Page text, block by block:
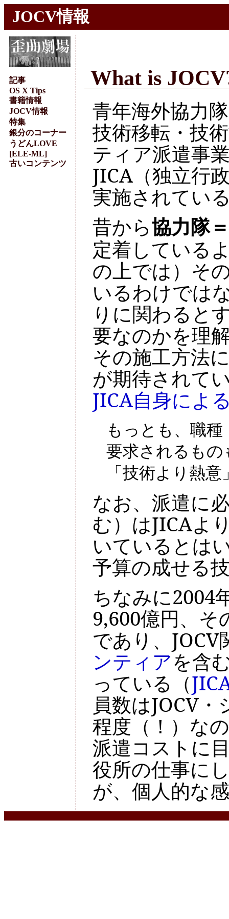
JOCV情報
記事
OS X Tips
書籍情報
JOCV情報
特集
銀分のコーナー
うどんLOVE
[ELE-ML]
古いコンテンツ
What is
青年海外協力
技術移転・技
ティア派遣事
JICA（独立行
実施されてい
昔から協力隊
定着している
の上では）そ
いるわけでは
りに関わると
要なのかを理
その施工方法
が期待されて
JICA自身によ
もっとも、職
要求されるも
「技術より熱
なお、派遣に
む）はJICAよ
いているとは
予算の成せる
ちなみに2004
9,600億円、そ
であり、
ンティアを含
っている（
員数はJOCV
程度（！）な
派遣コストに
役所の仕事に
が、個人的な